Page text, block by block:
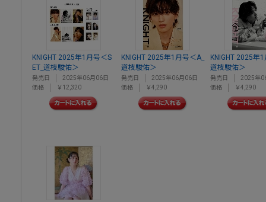
KNIGHT 2025年1月号＜S
ET_道枝駿佑＞
発売日
2025年06月06日
価格
￥12,320
KNIGHT 2025年1月号＜A_
道枝駿佑＞
発売日
2025年06月06日
価格
￥4,290
KNIGHT 2025年
道枝駿佑＞
発売日
2025年
価格
￥4,290